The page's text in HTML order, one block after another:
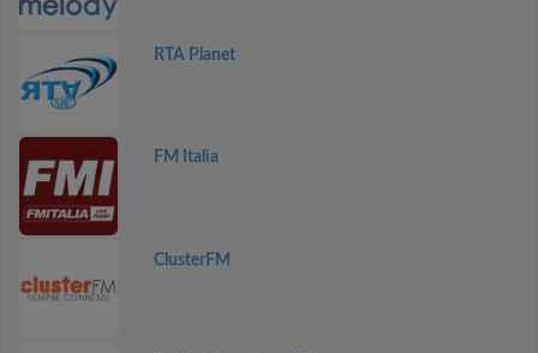
RTA Planet
FM Italia
ClusterFM